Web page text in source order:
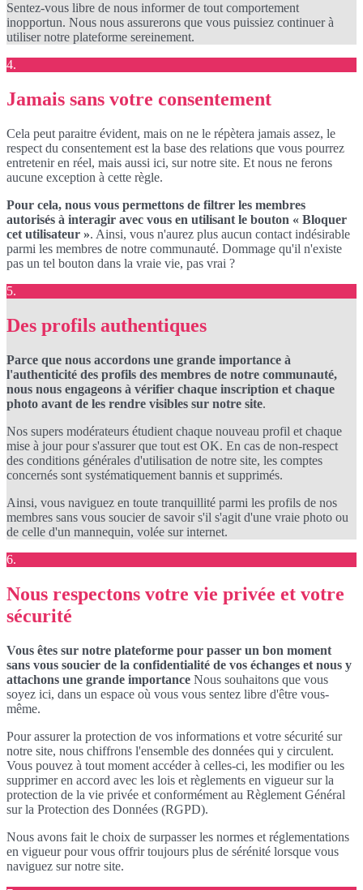
Sentez-vous libre de nous informer de tout comportement
inopportun. Nous nous assurerons que vous puissiez continuer à
utiliser notre plateforme sereinement.
4.
Jamais sans votre consentement
Cela peut paraitre évident, mais on ne le répètera jamais assez, le
respect du consentement est la base des relations que vous pourrez
entretenir en réel, mais aussi ici, sur notre site. Et nous ne ferons
aucune exception à cette règle.
Pour cela, nous vous permettons de filtrer les membres
autorisés à interagir avec vous en utilisant le bouton « Bloquer
cet utilisateur ». Ainsi, vous n'aurez plus aucun contact indésirable
parmi les membres de notre communauté. Dommage qu'il n'existe
pas un tel bouton dans la vraie vie, pas vrai ?
5.
Des profils authentiques
Parce que nous accordons une grande importance à
l'authenticité des profils des membres de notre communauté,
nous nous engageons à vérifier chaque inscription et chaque
photo avant de les rendre visibles sur notre site.
Nos supers modérateurs étudient chaque nouveau profil et chaque
mise à jour pour s'assurer que tout est OK. En cas de non-respect
des conditions générales d'utilisation de notre site, les comptes
concernés sont systématiquement bannis et supprimés.
Ainsi, vous naviguez en toute tranquillité parmi les profils de nos
membres sans vous soucier de savoir s'il s'agit d'une vraie photo ou
de celle d'un mannequin, volée sur internet.
6.
Nous respectons votre vie privée et votre
sécurité
Vous êtes sur notre plateforme pour passer un bon moment
sans vous soucier de la confidentialité de vos échanges et nous y
attachons une grande importance Nous souhaitons que vous
soyez ici, dans un espace où vous vous sentez libre d'être vous-
même.
Pour assurer la protection de vos informations et votre sécurité sur
notre site, nous chiffrons l'ensemble des données qui y circulent.
Vous pouvez à tout moment accéder à celles-ci, les modifier ou les
supprimer en accord avec les lois et règlements en vigueur sur la
protection de la vie privée et conformément au Règlement Général
sur la Protection des Données (RGPD).
Nous avons fait le choix de surpasser les normes et réglementations
en vigueur pour vous offrir toujours plus de sérénité lorsque vous
naviguez sur notre site.